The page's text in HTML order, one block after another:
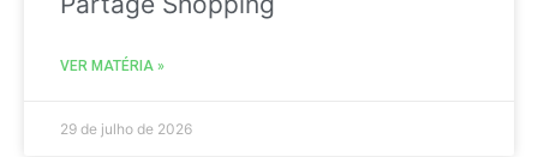
VER MATÉRIA »
29 de julho de 2026